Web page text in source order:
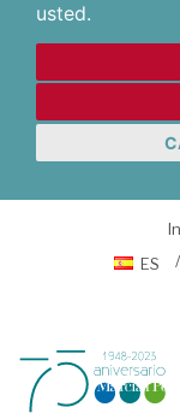
usted.
ES